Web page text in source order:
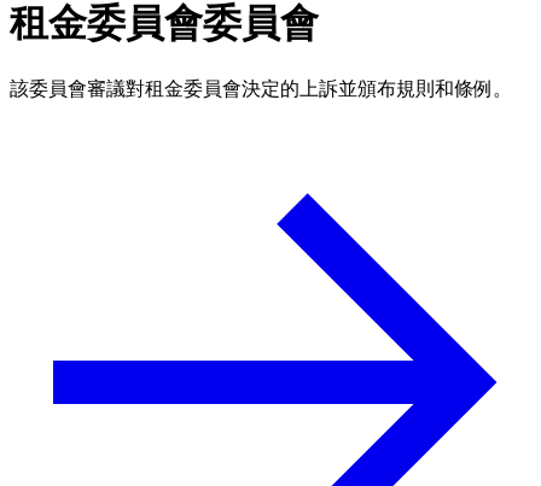
租金委員會委員會
該委員會審議對租金委員會決定的上訴並頒布規則和條例。